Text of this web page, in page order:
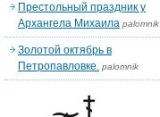
Престольный праздник у
Архангела Михаила palomnik
Золотой октябрь в
Петропавловке. palomnik